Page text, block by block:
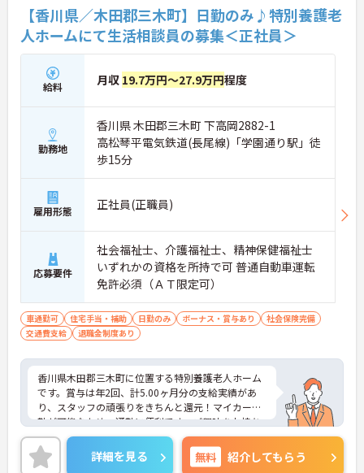
【香川県／木田郡三木町】日勤のみ♪特別養護老
人ホームにて生活相談員の募集＜正社員＞
給料 月収 19.7万円～27.9万円程度
勤務地
香川県 木田郡三木町 下高岡2882-1
高松琴平電気鉄道(長尾線)「学園通り駅」徒
歩15分
雇用形態 正社員(正職員)
応募要件
社会福祉士、介護福祉士、精神保健福祉士
いずれかの資格を所持で可 普通自動車運転
免許必須（ＡＴ限定可）
車通勤可 住宅手当・補助 日勤のみ ボーナス・賞与あり
社会保険完備
交通費支給
退職金制度あり
香川県木田郡三木町に位置する特別養護老人ホーム
です。賞与は年2回、計5.00ヶ月分の支給実績があ
り、スタッフの頑張りをきちんと還元！マイカー通
勤が可能なため、通勤に便利です。ご興味をお持ち
の方はお気軽にお問い合わせください。
詳細を見る 無料 紹介してもらう